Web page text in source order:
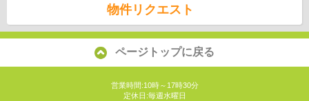
物件リクエスト
ページトップに戻る
営業時間:10時～17時30分
定休日:毎週水曜日